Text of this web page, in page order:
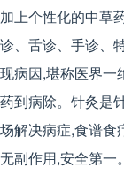
加上个性化的中草
诊、舌诊、手诊、
现病因,堪称医界一
药到病除。针灸是
场解决病症,食谱食
无副作用,安全第一